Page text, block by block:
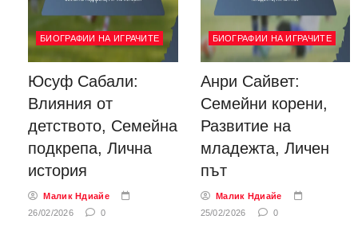
БИОГРАФИИ НА ИГРАЧИТЕ
Юсуф Сабали:
Влияния от
детството, Семейна
подкрепа, Лична
история
Малик Ндиайе
26/02/2026
0
БИОГРАФИИ НА ИГРАЧИТЕ
Анри Сайвет:
Семейни корени,
Развитие на
младежта, Личен
път
Малик Ндиайе
25/02/2026
0